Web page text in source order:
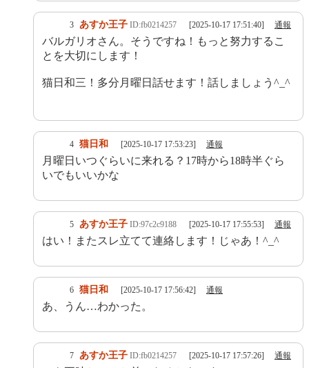
3 あすか王子 ID:fb0214257 [2025-10-17 17:51:40] 通報
バルガリオさん。そうですね！もっと努力するこ
とを大切にします！
猫日和三！多分月曜日話せます！話しましょう^_^
4 猫日和 [2025-10-17 17:53:23] 通報
月曜日いつぐらいに来れる？17時から18時半ぐら
いでもいいかな
5 あすか王子 ID:97c2c9188 [2025-10-17 17:55:53] 通報
はい！またスレ立てて連絡します！じゃあ！^_^
6 猫日和 [2025-10-17 17:56:42] 通報
あ、うん…わかった。
7 あすか王子 ID:fb0214257 [2025-10-17 17:57:26] 通報